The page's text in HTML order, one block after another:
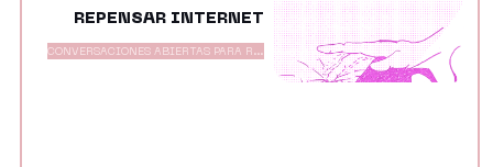
REPENSAR INTERNET
CONVERSACIONES ABIERTAS PARA R...